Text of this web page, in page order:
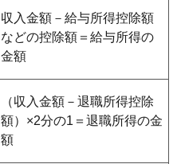
収入金額－給与所得控除額
などの控除額＝給与所得の
金額
（収入金額－退職所得控除
額）×2分の1＝退職所得の金
額